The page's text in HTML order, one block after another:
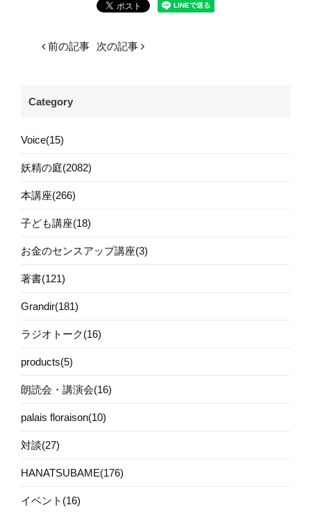
前の記事 次の記事
Category
Voice(15)
妖精の庭(2082)
本講座(266)
子ども講座(18)
お金のセンスアップ講座(3)
著書(121)
Grandir(181)
ラジオトーク(16)
products(5)
朗読会・講演会(16)
palais floraison(10)
対談(27)
HANATSUBAME(176)
イベント(16)